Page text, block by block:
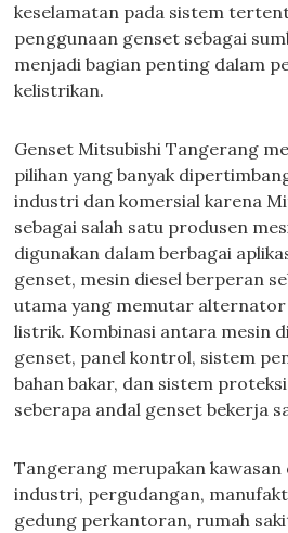
keselamatan pada sistem
penggunaan genset sebagai
menjadi bagian penting dalam
kelistrikan.
Genset Mitsubishi Tangerang
pilihan yang banyak
industri dan komersial karena
sebagai salah satu produsen
digunakan dalam berbagai
genset, mesin diesel berperan
utama yang memutar alternator
listrik. Kombinasi antara mesin
genset, panel kontrol, sistem
bahan bakar, dan sistem
seberapa andal genset bekerja
Tangerang merupakan
industri, pergudangan,
gedung perkantoran, rumah